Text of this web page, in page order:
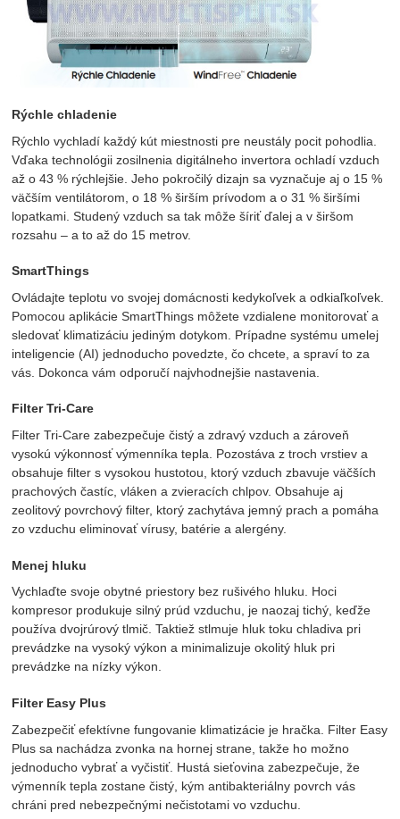
Rýchle chladenie
Rýchlo vychladí každý kút miestnosti pre neustály pocit pohodlia.
Vďaka technológii zosilnenia digitálneho invertora ochladí vzduch
až o 43 % rýchlejšie. Jeho pokročilý dizajn sa vyznačuje aj o 15 %
väčším ventilátorom, o 18 % širším prívodom a o 31 % širšími
lopatkami. Studený vzduch sa tak môže šíriť ďalej a v širšom
rozsahu – a to až do 15 metrov.
SmartThings
Ovládajte teplotu vo svojej domácnosti kedykoľvek a odkiaľkoľvek.
Pomocou aplikácie SmartThings môžete vzdialene monitorovať a
sledovať klimatizáciu jediným dotykom. Prípadne systému umelej
inteligencie (AI) jednoducho povedzte, čo chcete, a spraví to za
vás. Dokonca vám odporučí najvhodnejšie nastavenia.
Filter Tri-Care
Filter Tri-Care zabezpečuje čistý a zdravý vzduch a zároveň
vysokú výkonnosť výmenníka tepla. Pozostáva z troch vrstiev a
obsahuje filter s vysokou hustotou, ktorý vzduch zbavuje väčších
prachových častíc, vláken a zvieracích chlpov. Obsahuje aj
zeolitový povrchový filter, ktorý zachytáva jemný prach a pomáha
zo vzduchu eliminovať vírusy, batérie a alergény.
Menej hluku
Vychlaďte svoje obytné priestory bez rušivého hluku. Hoci
kompresor produkuje silný prúd vzduchu, je naozaj tichý, keďže
používa dvojrúrový tlmič. Taktiež stlmuje hluk toku chladiva pri
prevádzke na vysoký výkon a minimalizuje okolitý hluk pri
prevádzke na nízky výkon.
Filter Easy Plus
Zabezpečiť efektívne fungovanie klimatizácie je hračka. Filter Easy
Plus sa nachádza zvonka na hornej strane, takže ho možno
jednoducho vybrať a vyčistiť. Hustá sieťovina zabezpečuje, že
výmenník tepla zostane čistý, kým antibakteriálny povrch vás
chráni pred nebezpečnými nečistotami vo vzduchu.